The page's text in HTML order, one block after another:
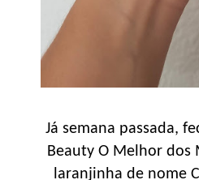
Já semana passada,
Beauty O Melhor dos
laranjinha de nome